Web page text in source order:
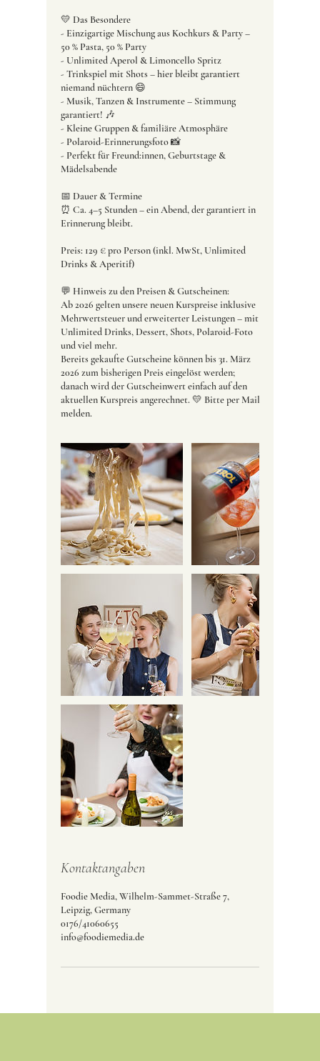
💛 Das Besondere
- Einzigartige Mischung aus Kochkurs & Party –
50 % Pasta, 50 % Party
- Unlimited Aperol & Limoncello Spritz
- Trinkspiel mit Shots – hier bleibt garantiert
niemand nüchtern 😄
- Musik, Tanzen & Instrumente – Stimmung
garantiert! 🎶
- Kleine Gruppen & familiäre Atmosphäre
- Polaroid-Erinnerungsfoto 📸
- Perfekt für Freund:innen, Geburtstage &
Mädelsabende
📅 Dauer & Termine
⏰ Ca. 4–5 Stunden – ein Abend, der garantiert in
Erinnerung bleibt.
Preis: 129 € pro Person (inkl. MwSt, Unlimited
Drinks & Aperitif)
💬 Hinweis zu den Preisen & Gutscheinen:
Ab 2026 gelten unsere neuen Kurspreise inklusive
Mehrwertsteuer und erweiterter Leistungen – mit
Unlimited Drinks, Dessert, Shots, Polaroid-Foto
und viel mehr.
Bereits gekaufte Gutscheine können bis 31. März
2026 zum bisherigen Preis eingelöst werden;
danach wird der Gutscheinwert einfach auf den
aktuellen Kurspreis angerechnet. 💛 Bitte per Mail
melden.
Kontaktangaben
Foodie Media, Wilhelm-Sammet-Straße 7,
Leipzig, Germany
0176/41060655
info@foodiemedia.de